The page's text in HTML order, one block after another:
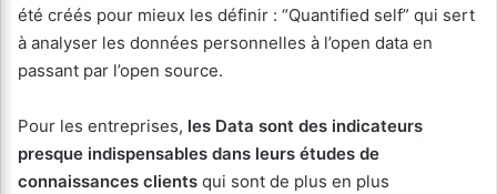
été créés pour mieux les définir : “Quantified self” qui sert
à analyser les données personnelles à l’open data en
passant par l’open source.
Pour les entreprises, les Data sont des indicateurs
presque indispensables dans leurs études de
connaissances clients qui sont de plus en plus